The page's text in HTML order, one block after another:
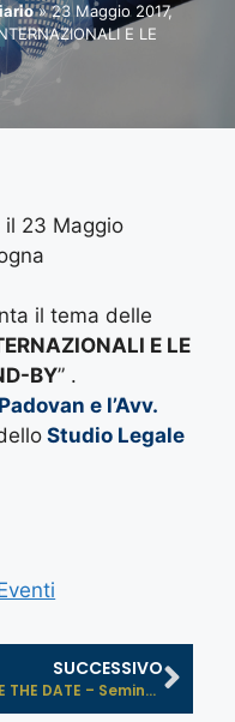
» 23 Maggio 2017,
E LE
il 23 Maggio
il tema delle
E LE
BY” .
e l’Avv.
Studio Legale
SUCCESSIVO
SAVE THE DATE – Seminario “Gest...